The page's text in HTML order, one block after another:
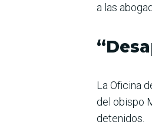
a las
La Oficina
del obispo
detenidos.